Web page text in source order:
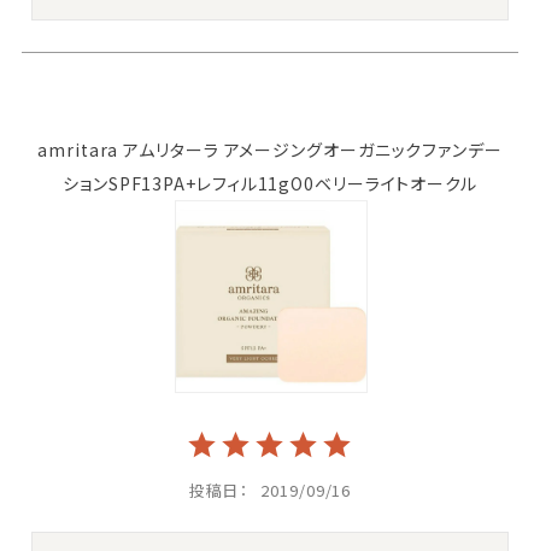
amritara アムリターラ アメージングオーガニックファンデー
ションSPF13PA+レフィル11gO0ベリーライトオークル
投稿日 2019/09/16